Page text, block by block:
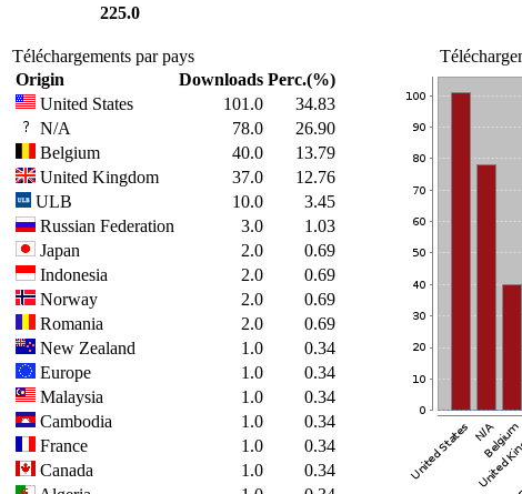
225.0
Téléchargements par pays
Origin
Downloads Perc.(%)
United States
101.0
34.83
N/A
78.0
26.90
Belgium
40.0
13.79
United Kingdom
37.0
12.76
ULB
10.0
3.45
Russian Federation
3.0
1.03
Japan
2.0
0.69
Indonesia
2.0
0.69
Norway
2.0
0.69
Romania
2.0
0.69
New Zealand
1.0
0.34
Europe
1.0
0.34
Malaysia
1.0
0.34
Cambodia
1.0
0.34
France
1.0
0.34
Canada
1.0
0.34